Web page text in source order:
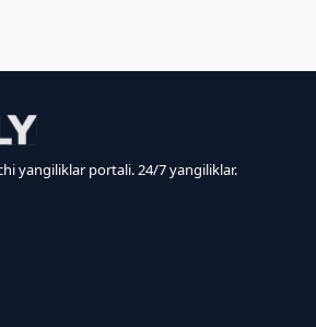
yangiliklar portali. 24/7 yangiliklar.